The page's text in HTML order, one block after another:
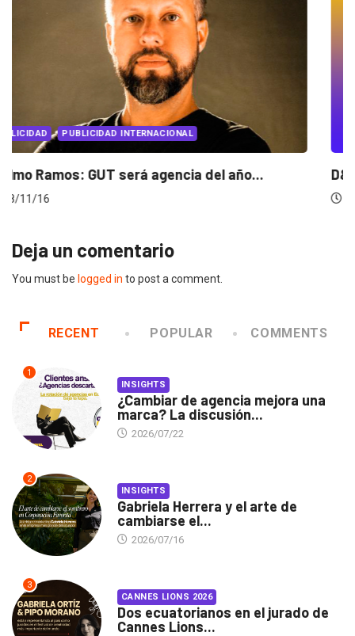
PUBLICIDAD INTERNACIONAL
GUT será agencia del año... D&AD
2018/11/
Deja un comentario
You must be logged in to post a comment.
RECENT POPULAR COMMENTS
1
INSIGHTS
¿Cambiar de agencia mejora una
marca? La discusión...
2026/07/22
2
INSIGHTS
Gabriela Herrera y el arte de
cambiarse el...
2026/07/16
3
CANNES LIONS 2026
Dos ecuatorianos en el jurado de
Cannes Lions...